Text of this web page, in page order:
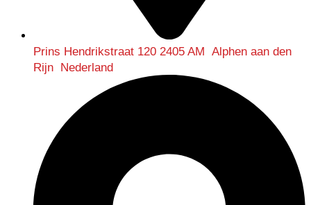
Prins Hendrikstraat 120 2405 AM Alphen aan den
Rijn Nederland